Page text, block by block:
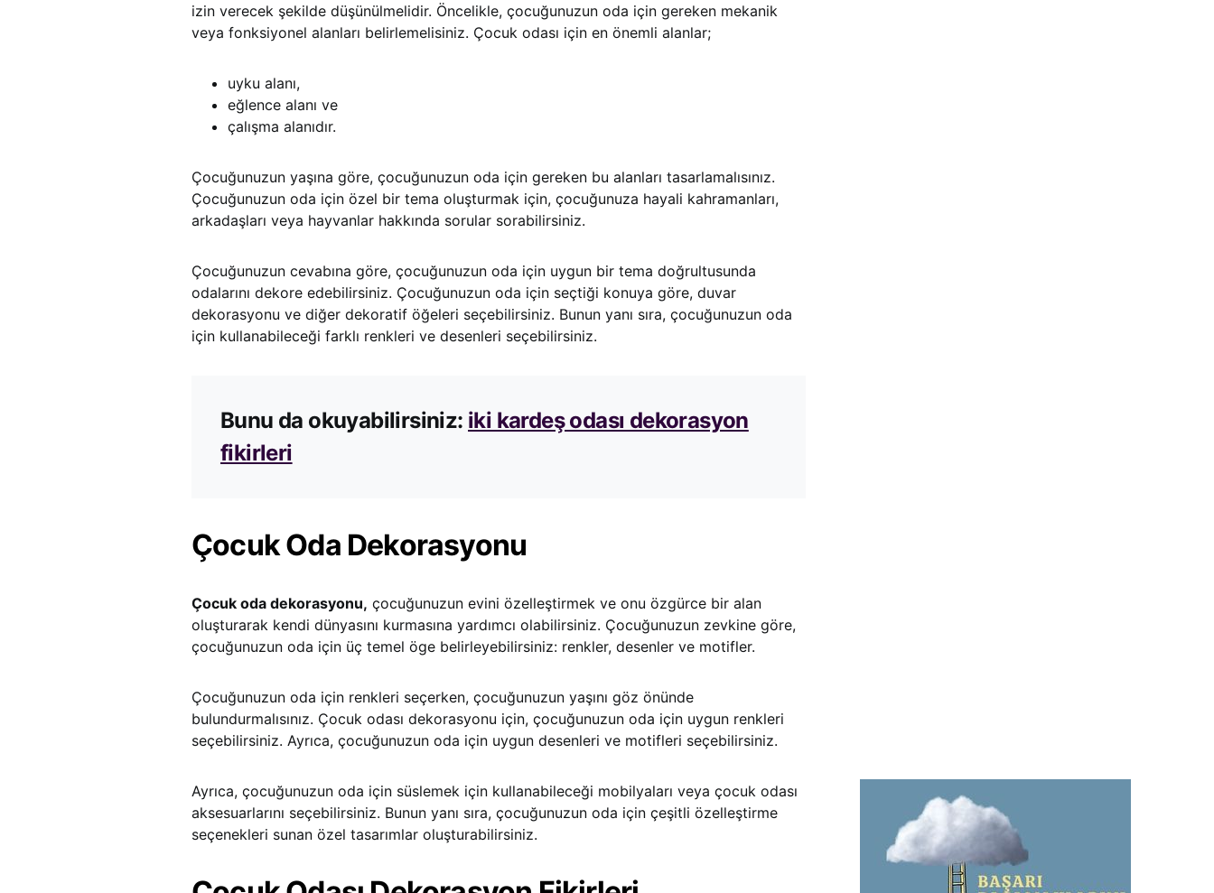
izin verecek şekilde düşünülmelidir. Öncelikle, çocuğunuzun oda için gereken mekanik
veya fonksiyonel alanları belirlemelisiniz. Çocuk odası için en önemli alanlar;
uyku alanı,
eğlence alanı ve
çalışma alanıdır.
Çocuğunuzun yaşına göre, çocuğunuzun oda için gereken bu alanları tasarlamalısınız.
Çocuğunuzun oda için özel bir tema oluşturmak için, çocuğunuza hayali kahramanları,
arkadaşları veya hayvanlar hakkında sorular sorabilirsiniz.
Çocuğunuzun cevabına göre, çocuğunuzun oda için uygun bir tema doğrultusunda
odalarını dekore edebilirsiniz. Çocuğunuzun oda için seçtiği konuya göre, duvar
dekorasyonu ve diğer dekoratif öğeleri seçebilirsiniz. Bunun yanı sıra, çocuğunuzun oda
için kullanabileceği farklı renkleri ve desenleri seçebilirsiniz.
Bunu da okuyabilirsiniz: iki kardeş odası dekorasyon
fikirleri
Çocuk Oda Dekorasyonu
Çocuk oda dekorasyonu, çocuğunuzun evini özelleştirmek ve onu özgürce bir alan
oluşturarak kendi dünyasını kurmasına yardımcı olabilirsiniz. Çocuğunuzun zevkine göre,
çocuğunuzun oda için üç temel öge belirleyebilirsiniz: renkler, desenler ve motifler.
Çocuğunuzun oda için renkleri seçerken, çocuğunuzun yaşını göz önünde
bulundurmalısınız. Çocuk odası dekorasyonu için, çocuğunuzun oda için uygun renkleri
seçebilirsiniz. Ayrıca, çocuğunuzun oda için uygun desenleri ve motifleri seçebilirsiniz.
Ayrıca, çocuğunuzun oda için süslemek için kullanabileceği mobilyaları veya çocuk odası
aksesuarlarını seçebilirsiniz. Bunun yanı sıra, çocuğunuzun oda için çeşitli özelleştirme
seçenekleri sunan özel tasarımlar oluşturabilirsiniz.